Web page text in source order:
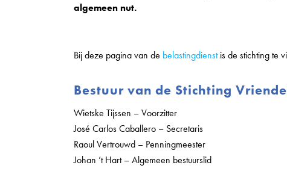
algemeen nut.
Bij deze pagina van de belastingdienstis de stichting te
Bestuur van de Stichting
Wietske Tijssen – Voorzitter
José Carlos Caballero – Secretaris
Raoul Vertrouwd – Penningmeester
Johan ’t Hart – Algemeen bestuurslid